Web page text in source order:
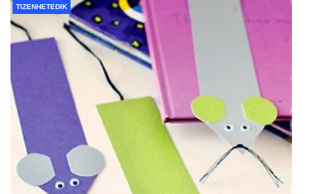
TIZENHETEDIK